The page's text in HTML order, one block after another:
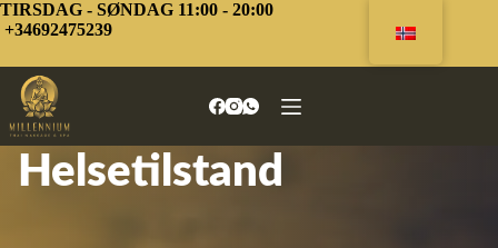
Hopp
til
TIRSDAG - SØNDAG 11:00 - 20:00
+34692475239
Helsetilstand